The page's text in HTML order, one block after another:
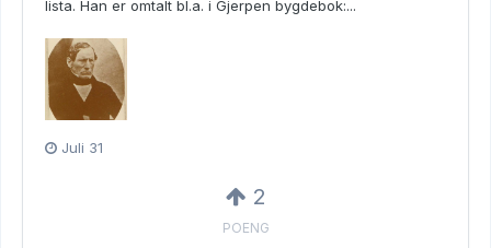
lista. Han er omtalt bl.a. i Gjerpen bygdebok:...
Juli 31
2
POENG